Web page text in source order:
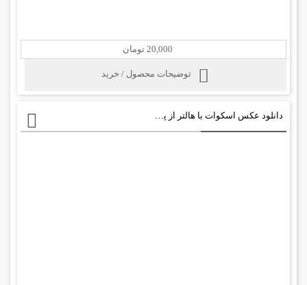
20,000 تومان
توضیحات محصول / خرید
دانلود عکس اسکوات با هالتر از پشت